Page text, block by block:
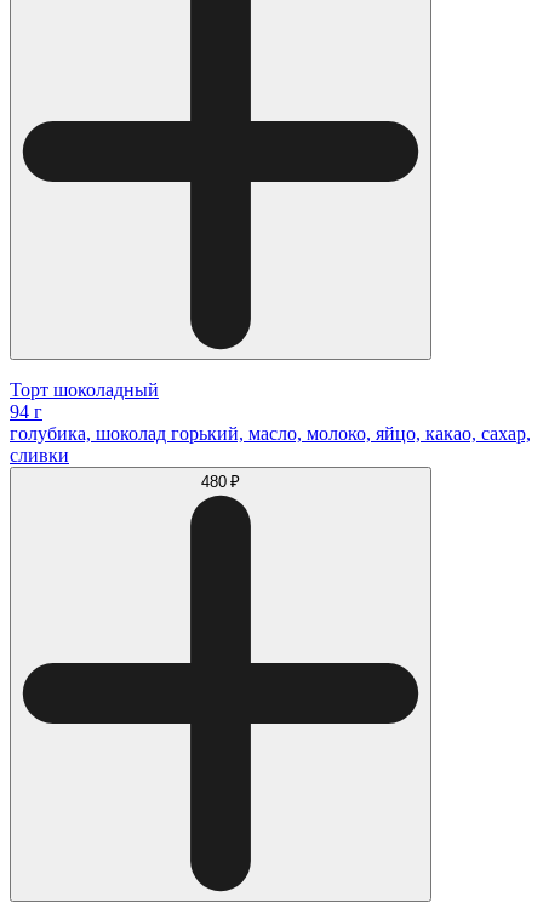
Торт шоколадный
94 г
голубика, шоколад горький, масло, молоко, яйцо, какао, сахар,
сливки
480 ₽